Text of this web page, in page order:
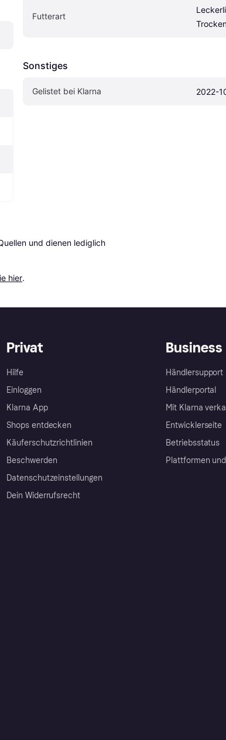
Futterart
Sonstiges
Gelistet bei Klarna 2022-
und dienen lediglich
hier.
Privat
Hilfe
Einloggen
Klarna App
Shops entdecken
Käuferschutzrichtlinien
Beschwerden
Datenschutzeinstellungen
Dein Widerrufsrecht
Business
Händlersupport
Händlerportal
Mit Klarna
Entwicklerseite
Betriebsstatus
Plattformen